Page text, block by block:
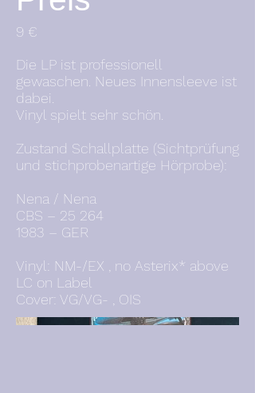
9 €
Die LP ist professionell
gewaschen. Neues Innensleeve ist
dabei.
Vinyl spielt sehr schön.
Zustand Schallplatte (Sichtprüfung
und stichprobenartige Hörprobe):
Nena / Nena
CBS – 25 264
1983 – GER
Vinyl: NM-/EX , no Asterix* above
LC on Label
Cover: VG/VG- , OIS